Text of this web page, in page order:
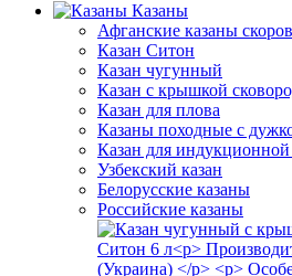
Казаны
Афганские казаны
Казан Ситон
Казан чугунный
Казан с крышкой
Казан для плова
Казаны походные с
Казан для
Узбекский казан
Белорусские казаны
Российские казаны